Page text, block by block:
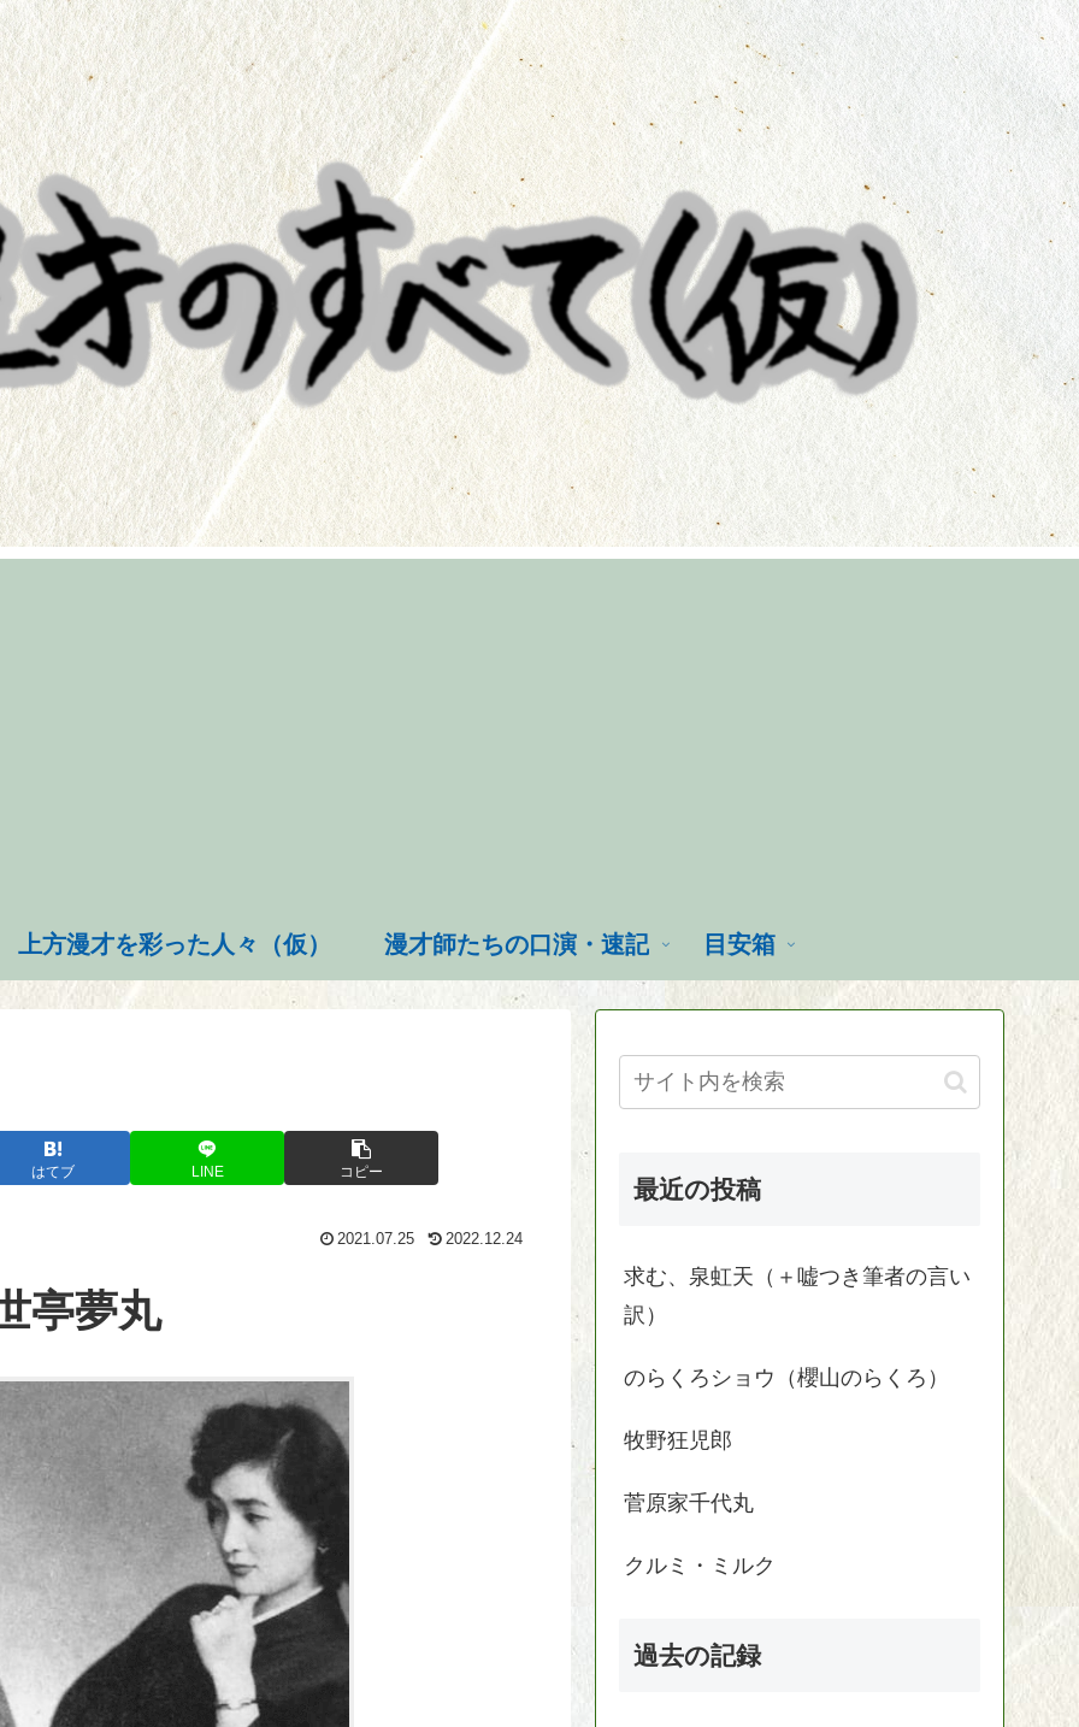
上方漫才を彩った人々（仮） 漫才師たちの口演・速記 目安箱
はてブ LINE コピー
2021.07.25 2022.12.24
亭夢丸
最近の投稿
求む、泉虹天（＋嘘つき筆者の言い
訳）
のらくろショウ（櫻山のらくろ）
牧野狂児郎
菅原家千代丸
クルミ・ミルク
過去の記録